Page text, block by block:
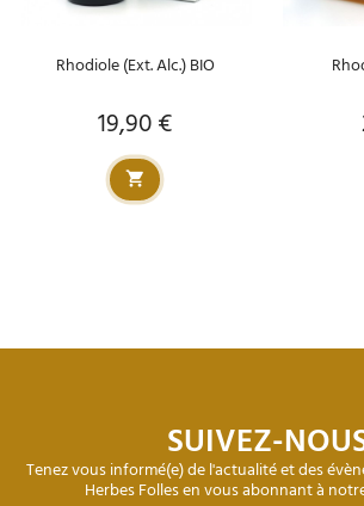
Rhodiole (Ext. Alc.) BIO
Prix
19,90 €
SUIVEZ-
Tenez vous informé(e) de l'actualité et des
Herbes Folles en vous abonnant à